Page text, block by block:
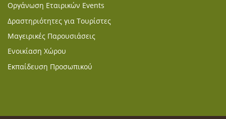
Οργάνωση Εταιρικών Events
Δραστηριότητες για Τουρίστες
Μαγειρικές Παρουσιάσεις
Ενοικίαση Χώρου
Εκπαίδευση Προσωπικού